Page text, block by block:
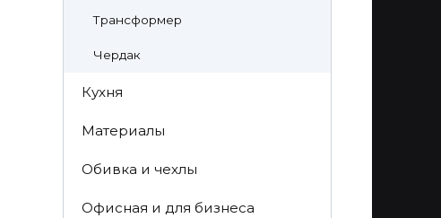
Трансформер
Чердак
Кухня
Материалы
Обивка и чехлы
Офисная и для бизнеса